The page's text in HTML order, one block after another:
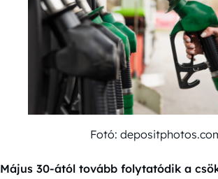
Fotó:
Május 30-ától tovább folytatódik a